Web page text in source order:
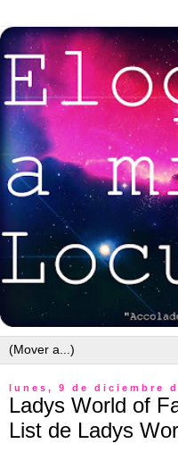
lunes, 9 de diciembre
Ladys World of
List de Ladys